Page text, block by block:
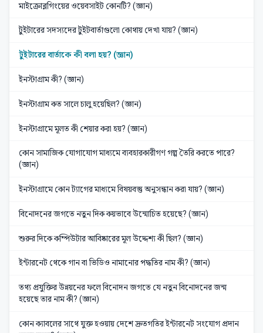
মাইক্রোব্লগিংয়ের ওয়েবসাইট কোনটি? (জ্ঞান)
টুইটারের সদস্যদের টুইটবার্তাগুলো কোথায় দেখা যায়? (জ্ঞান)
টুইটারের বার্তাকে কী বলা হয়? (জ্ঞান)
ইনস্টাগ্রাম কী? (জ্ঞান)
ইনস্টাগ্রাম কত সালে চালু হয়েছিল? (জ্ঞান)
ইনস্টাগ্রামে মূলত কী শেয়ার করা হয়? (জ্ঞান)
কোন সামাজিক যোগাযোগ মাধ্যমে ব্যবহারকারীগণ গল্প তৈরি করতে পারে?
(জ্ঞান)
ইনস্টাগ্রামে কোন ট্যাগের মাধ্যমে বিষয়বস্তু অনুসন্ধান করা যায়? (জ্ঞান)
বিনোদনের জগতে নতুন দিক কয়ভাবে উন্মোচিত হয়েছে? (জ্ঞান)
শুরুর দিকে কম্পিউটার আবিষ্কারের মূল উদ্দেশ্য কী ছিল? (জ্ঞান)
ইন্টারনেট থেকে গান বা ভিডিও নামানোর পদ্ধতির নাম কী? (জ্ঞান)
তথ্য প্রযুক্তির উন্নয়নের ফলে বিনোদন জগতে যে নতুন বিনোদনের জন্ম
হয়েছে তার নাম কী? (জ্ঞান)
কোন ক্যাবলের সাথে যুক্ত হওয়ায় দেশে দ্রুতগতির ইন্টারনেট সংযোগ প্রদান